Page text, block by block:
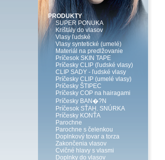
PRODUKTY
SUPER PONUKA
Krištály do vlasov
Vlasy ľudské
Vlasy syntetické (umelé)
Materiál na predlžovanie
Príčesok SKIN TAPE
Príčesky CLIP (ľudské vlasy)
CLIP SADY - ľudské vlasy
Príčesky CLIP (umelé vlasy)
Príčesky ŠTIPEC
Príčesky COP na hairagami
Príčesky BAN�?N
Príčesok SŤAH. SNÚRKA
Príčesky KONŤA
Parochne
Parochne s čelenkou
Doplnkový tovar a torza
Zakončenia vlasov
Cvičné hlavy s vlasmi
Doplnky do vlasov